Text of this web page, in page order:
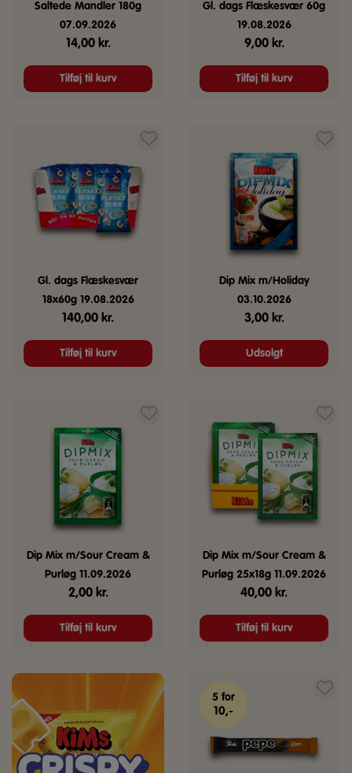
Saltede Mandler 180g
07.09.2026
14,00 kr.
Tilføj til kurv
Gl. dags Flæskesvær 60g
19.08.2026
9,00 kr.
Tilføj til kurv
Gl. dags Flæskesvær
18x60g 19.08.2026
140,00 kr.
Tilføj til kurv
Dip Mix m/Holiday
03.10.2026
3,00 kr.
Udsolgt
Dip Mix m/Sour Cream &
Purløg 11.09.2026
2,00 kr.
Tilføj til kurv
Dip Mix m/Sour Cream &
Purløg 25x18g 11.09.2026
40,00 kr.
Tilføj til kurv
5 for
10,-